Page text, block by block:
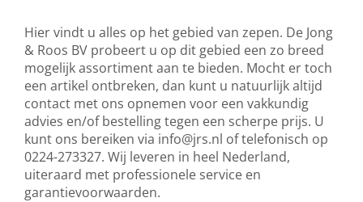
Hier vindt u alles op het gebied van zepen. De Jong
& Roos BV probeert u op dit gebied een zo breed
mogelijk assortiment aan te bieden. Mocht er toch
een artikel ontbreken, dan kunt u natuurlijk altijd
contact met ons opnemen voor een vakkundig
advies en/of bestelling tegen een scherpe prijs. U
kunt ons bereiken via info@jrs.nl of telefonisch op
0224-273327. Wij leveren in heel Nederland,
uiteraard met professionele service en
garantievoorwaarden.